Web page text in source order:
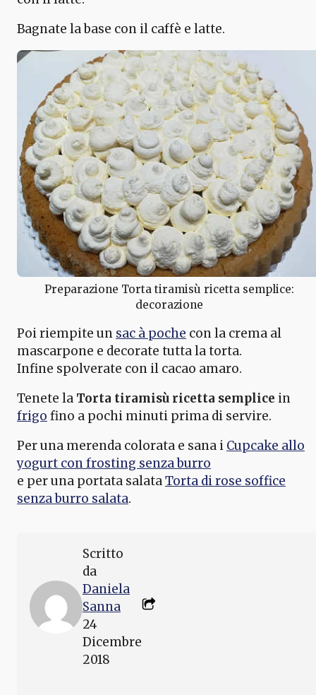
Bagnate la base con il caffè e latte.
Preparazione Torta tiramisù ricetta semplice:
decorazione
Poi riempite un sac à poche con la crema al
mascarpone e decorate tutta la torta.
Infine spolverate con il cacao amaro.
Tenete la Torta tiramisù ricetta semplice in
frigo fino a pochi minuti prima di servire.
Per una merenda colorata e sana i Cupcake allo
yogurt con frosting senza burro
e per una portata salataTorta di rose soffice
senza burro salata.
Scritto
da
Daniela
Sanna
24
Dicembre
2018